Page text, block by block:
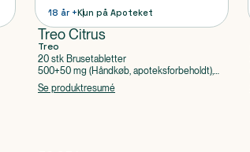
18 år +Kun på Apoteket
Treo Citrus
Treo
20 stk Brusetabletter
500+50 mg (Håndkøb, apoteksforbeholdt),
Acetylsalicylsyre, Caffein
Se produktresumé